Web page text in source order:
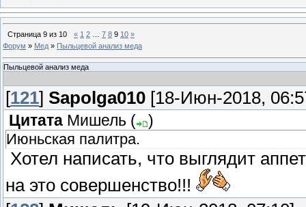
Страница 9 из 10 « 1 2 7 8 9 10 »
Форум » Мед » Пыльцевой анализ меда
Пыльцевой анализ меда
[121] Sapolga010 [18-Июн-2018,
Цитата Мишель (
)
Июньская палитра.
Хотел написать, что выглядит
на это совершенство!!!